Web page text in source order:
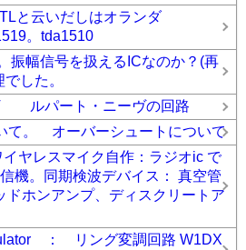
と云いだしはオランダ
。tda1510
幅信号を扱えるICなのか？(再
した。
ルパート・ニーヴの回路
て。 オーバーシュートについて
ヤレスマイク自作：ラジオic で
機。同期検波デバイス： 真空管
ドホンアンプ、ディスクリートア
： リング変調回路 W1DX